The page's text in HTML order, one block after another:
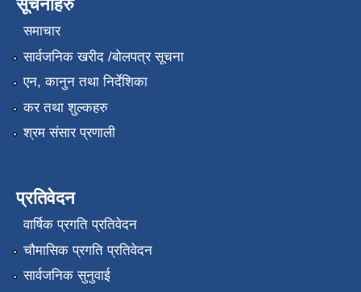
सूचनाहरु
समाचार
सार्वजनिक खरीद /बोलपत्र सूचना
एन, कानुन तथा निर्देशिका
कर तथा शुल्कहरु
श्रम संसार प्रणाली
प्रतिवेदन
वार्षिक प्रगति प्रतिवेदन
चौमासिक प्रगति प्रतिवेदन
सार्वजनिक सुनुवाई